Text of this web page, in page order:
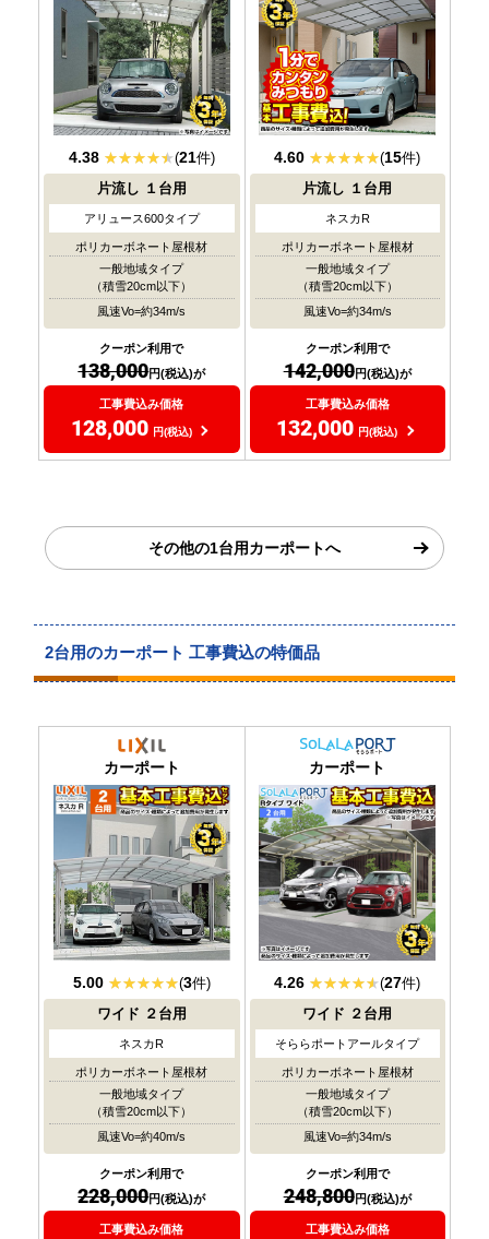
4.38 (21件)
片流し １台用
アリュース600タイプ
ポリカーボネート屋根材
一般地域タイプ
（積雪20cm以下）
風速Vo=約34m/s
クーポン利用で
138,000円(税込)が
工事費込み価格
128,000 円(税込)
4.60 (15件)
片流し １台用
ネスカR
ポリカーボネート屋根材
一般地域タイプ
（積雪20cm以下）
風速Vo=約34m/s
クーポン利用で
142,000円(税込)が
工事費込み価格
132,000 円(税込)
その他の1台用カーポートへ
2台用のカーポート 工事費込の特価品
カーポート
5.00 (3件)
ワイド ２台用
ネスカR
ポリカーボネート屋根材
一般地域タイプ
（積雪20cm以下）
風速Vo=約40m/s
クーポン利用で
228,000円(税込)が
工事費込み価格
カーポート
4.26 (27件)
ワイド ２台用
そららポートアールタイプ
ポリカーボネート屋根材
一般地域タイプ
（積雪20cm以下）
風速Vo=約34m/s
クーポン利用で
248,800円(税込)が
工事費込み価格